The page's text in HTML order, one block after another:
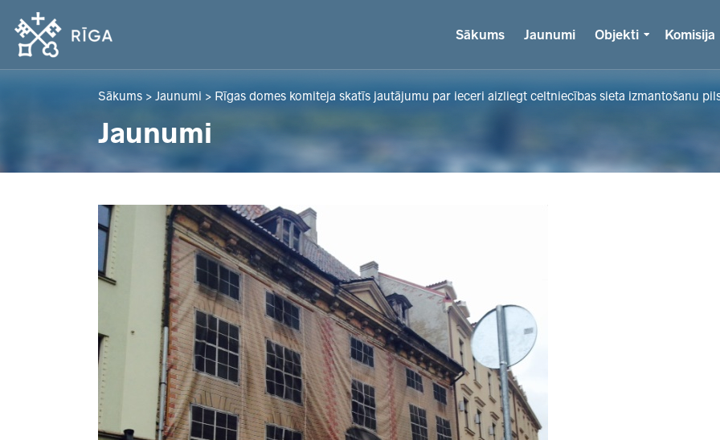
Sākums Jaunumi Objekti Komisija
Sākums > Jaunumi > Rīgas domes komiteja skatīs jautājumu par ieceri aizliegt celtniecības sieta izmantošanu
Jaunumi